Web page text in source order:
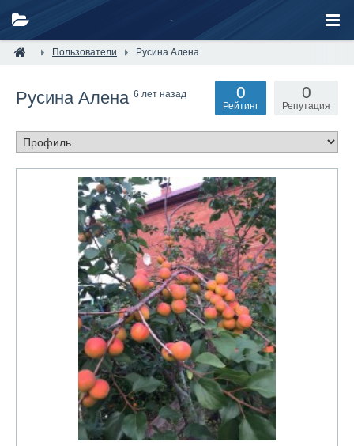
Пользователи Русина Алена
Русина Алена 6 лет назад 0
Репутация
0
Рейтинг